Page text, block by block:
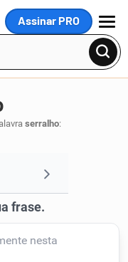
Assinar PRO
MENU
serralho: